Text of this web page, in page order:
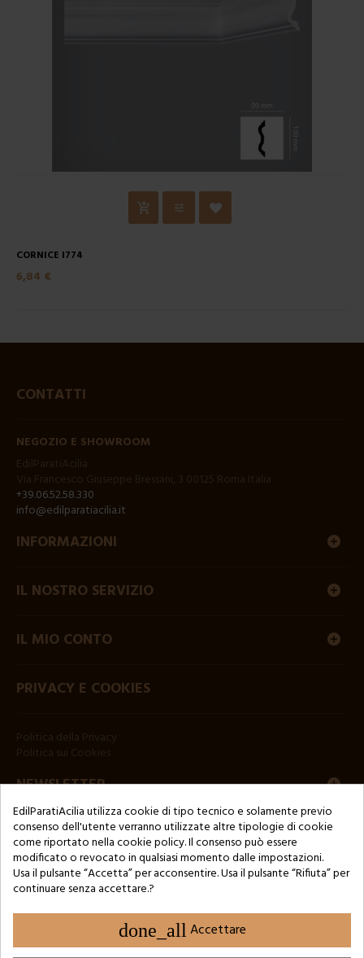
CORNICE I774
6,84 €
CONTATTI
NEGOZIO E SHOWROOM
+39.06.52.58.330
info@edilparatiacilia.it
INFORMAZIONI
IL NOSTRO SERVIZIO
IL MIO CONTO
PRIVACY E COOKIES
NEWSLETTER
Copyright © 2024 by 3Enne s.r.l.s. P.IVA/C.F.: 13466181008
Numero di iscrizione REA: RM-1449325 - Registro delle Imprese di
Roma
Website Developed by M.Borzacchini - TestSide
EdilParatiAcilia utilizza cookie di tipo tecnico e solamente previo
consenso dell'utente verranno utilizzate altre tipologie di cookie
come riportato nella cookie policy. Il consenso può essere
modificato o revocato in qualsiasi momento dalle impostazioni.
Usa il pulsante “Accetta” per acconsentire. Usa il pulsante “Rifiuta” per
continuare senza accettare.?
done_all Accettare